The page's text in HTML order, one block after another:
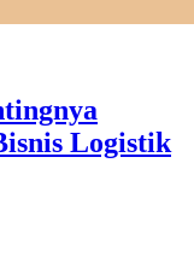
Logistik